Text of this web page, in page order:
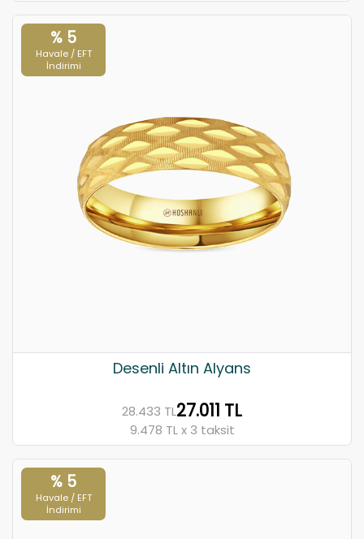
% 5
Havale / EFT
İndirimi
Desenli Altın Alyans
28.433 TL27.011 TL
9.478 TL x 3 taksit
% 5
Havale / EFT
İndirimi